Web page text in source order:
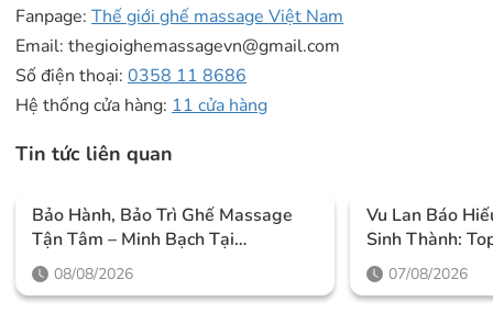
Fanpage: Thế giới ghế massage Việt Nam
Email: thegioighemassagevn@gmail.com
Số điện thoại: 0358 11 8686
Hệ thống cửa hàng: 11 cửa hàng
Tin tức liên quan
Bảo Hành, Bảo Trì Ghế Massage
Tận Tâm – Minh Bạch Tại
Thegioighemassage
08/08/2026
Vu Lan Báo
Sinh Thành:
IKIGAI Đáng
07/08/2026